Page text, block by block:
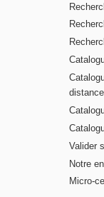
distance
Valider
Notre
Micro-